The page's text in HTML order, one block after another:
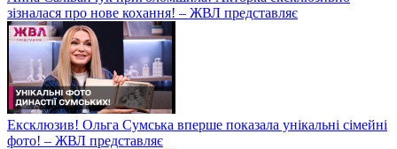
зізналася про нове кохання! – ЖВЛ представляє
Ексклюзив! Ольга Сумська вперше показала унікальні сімейні
фото! – ЖВЛ представляє